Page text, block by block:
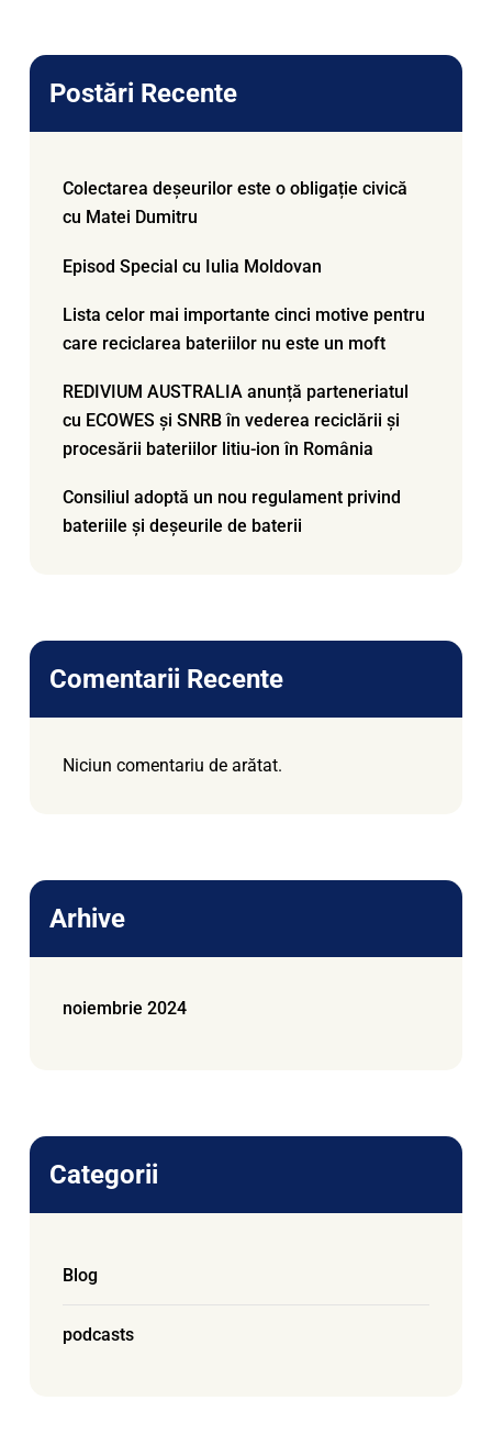
Postări Recente
Colectarea deșeurilor este o obligație civică
cu Matei Dumitru
Episod Special cu Iulia Moldovan
Lista celor mai importante cinci motive pentru
care reciclarea bateriilor nu este un moft
REDIVIUM AUSTRALIA anunță parteneriatul
cu ECOWES și SNRB în vederea reciclării și
procesării bateriilor litiu-ion în România
Consiliul adoptă un nou regulament privind
bateriile și deșeurile de baterii
Comentarii Recente
Niciun comentariu de arătat.
Arhive
noiembrie 2024
Categorii
Blog
podcasts